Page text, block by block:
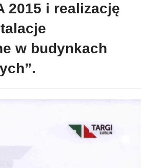
2015 i realizację
w budynkach